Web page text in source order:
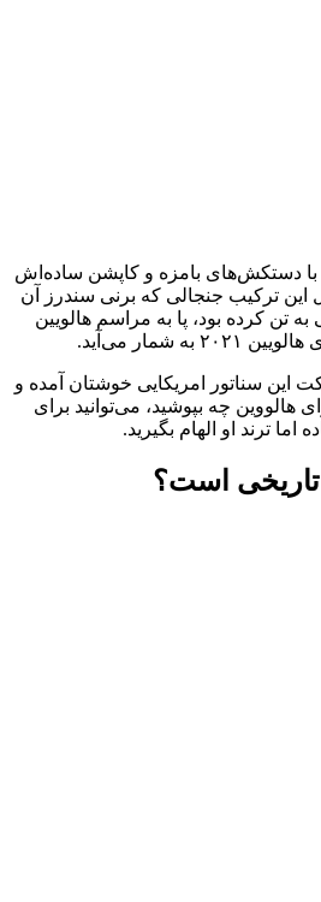
با دستکش‌های بامزه و کاپشن ساده‌اش
ترکیب جنجالی که برنی سندرز آن
تن کرده بود، پا به مراسم هالویین
شمار می‌آید.
این سناتور امریکایی خوشتان آمده و
هالووین چه بپوشید، می‌توانید برای
ترند او الهام بگیرید.